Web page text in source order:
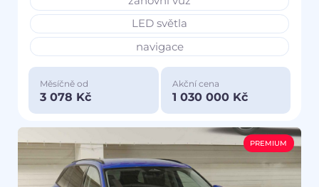
LED světla
navigace
Měsíčně od
3 078 Kč
Akční cena
1 030 000 Kč
PREMIUM